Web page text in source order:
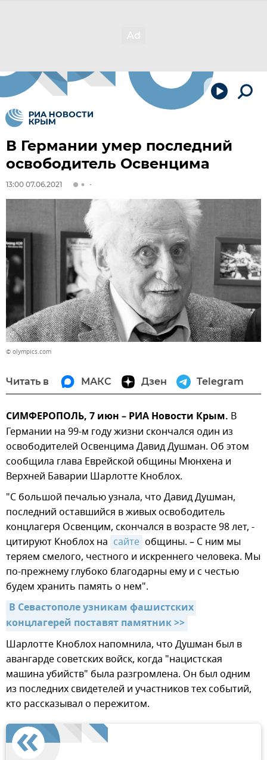
В Германии умер последний
освободитель Освенцима
13:00 07.06.2021
© olympics.com
Читать в МАКС Дзен Telegram
СИМФЕРОПОЛЬ, 7 июн – РИА Новости Крым. В
Германии на 99-м году жизни скончался один из
освободителей Освенцима Давид Душман. Об этом
сообщила глава Еврейской общины Мюнхена и
Верхней Баварии Шарлотте Кноблох.
"С большой печалью узнала, что Давид Душман,
последний оставшийся в живых освободитель
концлагеря Освенцим, скончался в возрасте 98 лет, -
цитируют Кноблох на сайте общины. – С ним мы
теряем смелого, честного и искреннего человека. Мы
по-прежнему глубоко благодарны ему и с честью
будем хранить память о нем".
В Севастополе узникам фашистских
концлагерей поставят памятник >>
Шарлотте Кноблох напомнила, что Душман был в
авангарде советских войск, когда "нацистская
машина убийств" была разгромлена. Он был одним
из последних свидетелей и участников тех событий,
кто рассказывал о пережитом.